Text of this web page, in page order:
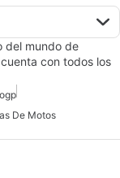
del mundo de
con todos los
De Motos